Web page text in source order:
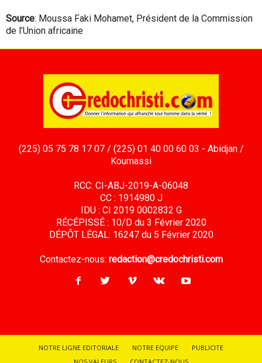
Source: Moussa Faki Mohamet, Président de la Commission
de l’Union africaine
(225) 05 75 78 17 07 / (225) 01 40 00 60 03 - Abidjan /
Koumassi
RCC: CI-ABJ-2019-A-06048
CC : 1914980 J
IDU : CI 2019 0002832 G
RÉCÉPISSÉ : 10/D du 3 Février 2020
DÉPÔT LÉGAL: 16247 du 5 Février 2020
Contactez-nous: redaction@credochristi.com
NOTRE LIGNE EDITORIALE NOTRE EQUIPE
PUBLICITE